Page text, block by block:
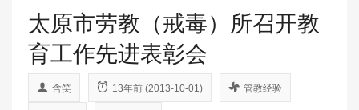
太原市劳教（戒毒）所召开教
育工作先进表彰会
含笑 13年前 (2013-10-01) 管教经验